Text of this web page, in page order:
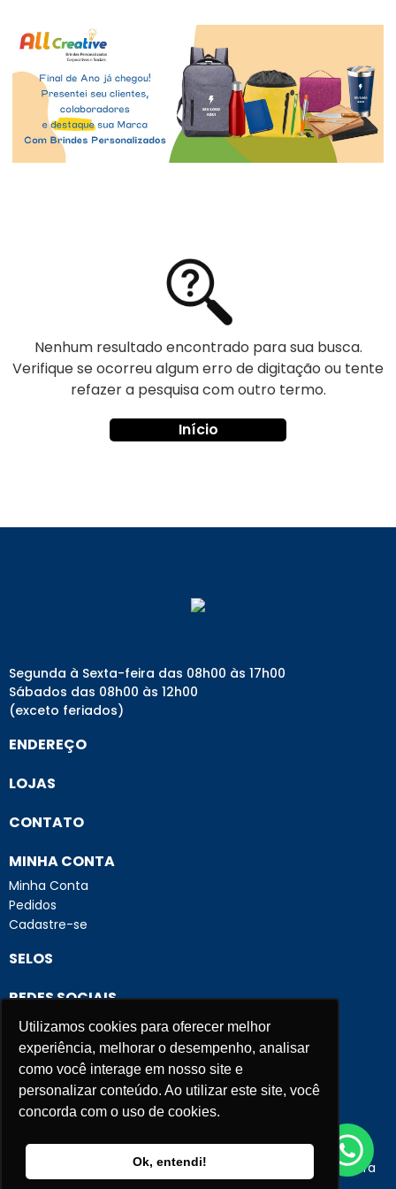
Utilizamos cookies para oferecer melhor
experiência, melhorar o desempenho, analisar
como você interage em nosso site e
personalizar conteúdo. Ao utilizar este site, você
concorda com o uso de cookies.
Ok, entendi!
Nenhum resultado encontrado para sua busca.
Verifique se ocorreu algum erro de digitação ou tente
refazer a pesquisa com outro termo.
Início
Segunda à Sexta-feira das 08h00 às 17h00
Sábados das 08h00 às 12h00
(exceto feriados)
ENDEREÇO
LOJAS
CONTATO
MINHA CONTA
Minha Conta
Pedidos
Cadastre-se
SELOS
REDES SOCIAIS
FORMAS DE PAGAMENTO
Criação e Desenvolvimento Agência New Humans|
Add Suite - Tecnologia e Comunicação para
Transformação Digital